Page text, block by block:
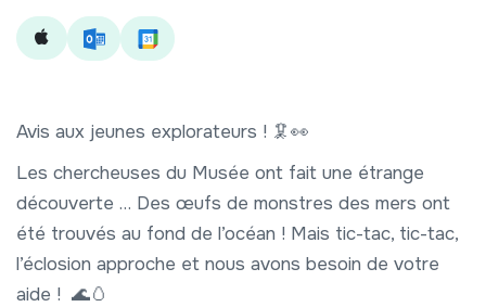
Avis aux jeunes explorateurs ! 🦑👀
Les chercheuses du Musée ont fait une étrange
découverte … Des œufs de monstres des mers ont
été trouvés au fond de l’océan ! Mais tic-tac, tic-tac,
l’éclosion approche et nous avons besoin de votre
aide ! 🌊🥚